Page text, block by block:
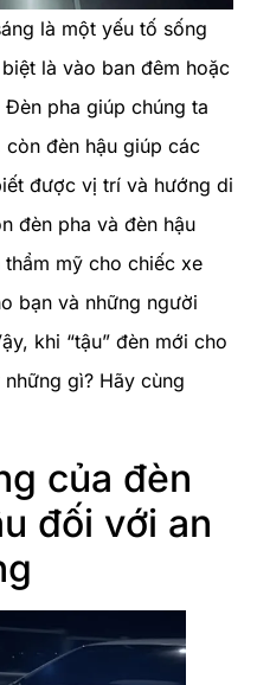
là một yếu tố sống
là vào ban đêm hoặc
pha giúp chúng ta
đèn hậu giúp các
được vị trí và hướng di
đèn pha và đèn hậu
mỹ cho chiếc xe
bạn và những người
khi “tậu” đèn mới cho
những gì? Hãy cùng
của đèn
đối với an